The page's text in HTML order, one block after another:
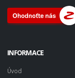
INFORMACE
Úvod